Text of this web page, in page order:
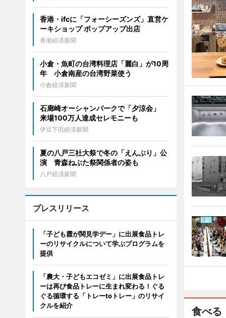
食べる
香港・ifcに「フォーシーズンズ」直営ケ
ーキショップ ポップアップ出店
香港経済新聞
小倉・魚町の台湾料理店「麗白」が10周
年 小倉南産の台湾野菜使う
小倉経済新聞
石廊崎オーシャンパークで「夕涼会」
来場100万人達成セレモニーも
伊豆下田経済新聞
夏の八戸三社大祭で冬の「えんぶり」公
演 青森ねぶた祭関係者の姿も
八戸経済新聞
プレスリリース
「子ども霞が関見学デー」に出展食品トレ
ーのリサイクルについて学ぶプログラムを
提供
「農大・子どもエコゼミ」に出展食品トレ
ーは再び食品トレーに生まれ変わる！ぐる
ぐる循環する「トレーtoトレー」のリサイ
クルを紹介